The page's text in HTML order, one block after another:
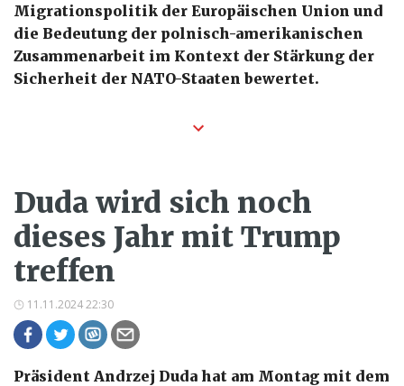
Migrationspolitik der Europäischen Union und
die Bedeutung der polnisch-amerikanischen
Zusammenarbeit im Kontext der Stärkung der
Sicherheit der NATO-Staaten bewertet.
Duda wird sich noch
dieses Jahr mit Trump
treffen
11.11.2024 22:30
Präsident Andrzej Duda hat am Montag mit dem